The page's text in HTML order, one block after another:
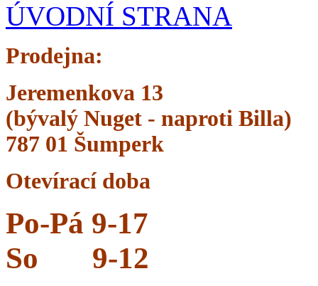
ÚVODNÍ STRANA
Prodejna:
Jeremenkova 13
(bývalý Nuget - naproti Billa)
787 01 Šumperk
Otevírací doba
Po-Pá 9-17
So
9-12